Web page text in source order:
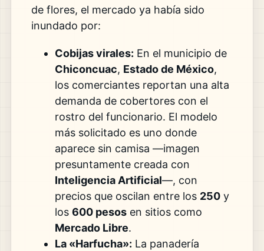
de flores, el mercado ya había sido
inundado por:
Cobijas virales: En el municipio de
Chiconcuac, Estado de México,
los comerciantes reportan una alta
demanda de cobertores con el
rostro del funcionario. El modelo
más solicitado es uno donde
aparece sin camisa —imagen
presuntamente creada con
Inteligencia Artificial—, con
precios que oscilan entre los 250y
los 600 pesosen sitios como
Mercado Libre.
La «Harfucha»: La panadería